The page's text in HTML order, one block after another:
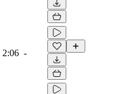
2:06 -